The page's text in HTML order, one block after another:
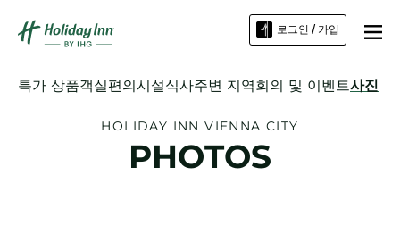
로그인 / 가입
특가 상품객실편의시설식사주변 지역회의 및 이벤트사진
HOLIDAY INN VIENNA CITY
PHOTOS